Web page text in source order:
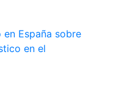
España sobre
en el